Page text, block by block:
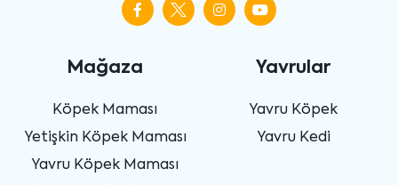
Mağaza
Köpek Maması
Yetişkin Köpek Maması
Yavru Köpek Maması
Yavrular
Yavru Köpek
Yavru Kedi